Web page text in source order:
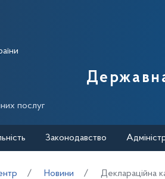
Державної
послуг
Законодавство
Новини Деклараційна